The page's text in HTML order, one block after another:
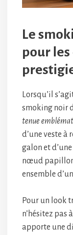
Le
pour
Lorsqu’il
smoking noir
tenue
d’une veste à
galon et
nœud
ensemble
Pour un look
n’hésitez pas
apporte une